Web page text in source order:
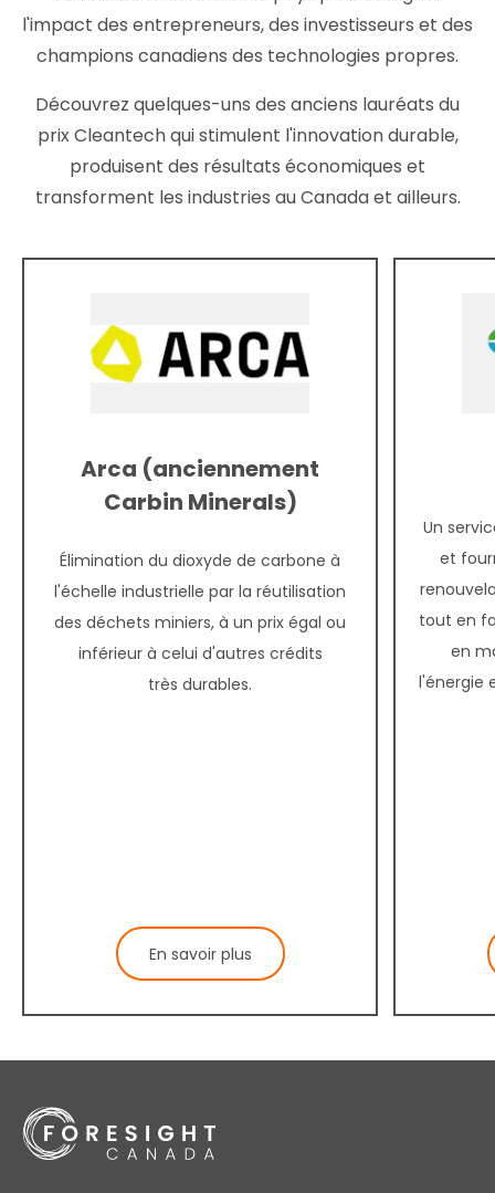
l'impact des entrepreneurs, des investisseurs et des
champions canadiens des technologies propres.
Découvrez quelques-uns des anciens lauréats du
prix Cleantech qui stimulent l'innovation durable,
produisent des résultats économiques et
transforment les industries au Canada et ailleurs.
Arca (anciennement
Carbin Minerals)
Élimination du dioxyde de carbone à
l'échelle industrielle par la réutilisation
des déchets miniers, à un prix égal ou
inférieur à celui d'autres crédits
très durables.
En savoir plus
Un
et
tout en
en
l'énergie